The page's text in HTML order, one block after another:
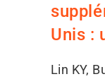
Unis :
Lin KY,